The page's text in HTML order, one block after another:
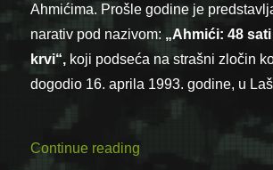
Ahmićima. Prošle godine je
narativ pod nazivom: „Ahmići: 48
krvi“, koji podseća na strašni zločin
dogodio 16. aprila 1993. godine, u
Continue reading “Pogledajte